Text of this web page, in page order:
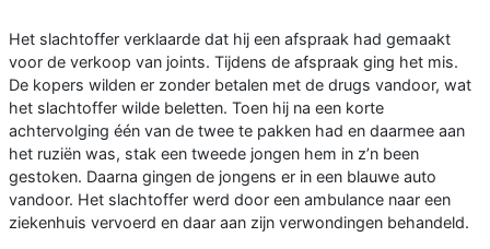
Het slachtoffer verklaarde dat hij een afspraak had gemaakt
voor de verkoop van joints. Tijdens de afspraak ging het mis.
De kopers wilden er zonder betalen met de drugs vandoor, wat
het slachtoffer wilde beletten. Toen hij na een korte
achtervolging één van de twee te pakken had en daarmee aan
het ruziën was, stak een tweede jongen hem in z’n been
gestoken. Daarna gingen de jongens er in een blauwe auto
vandoor. Het slachtoffer werd door een ambulance naar een
ziekenhuis vervoerd en daar aan zijn verwondingen behandeld.